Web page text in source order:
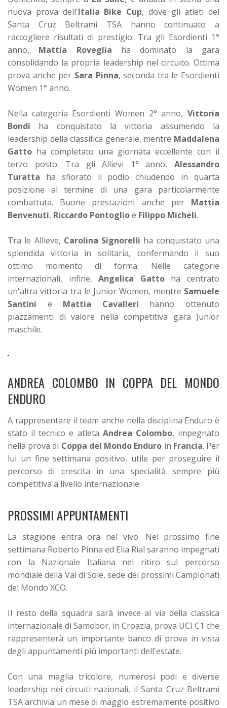
nuova prova dell'Italia Bike Cup, dove gli atleti del
Santa Cruz Beltrami TSA hanno continuato a
raccogliere risultati di prestigio. Tra gli Esordienti 1°
anno, Mattia Roveglia ha dominato la gara
consolidando la propria leadership nel circuito. Ottima
prova anche per Sara Pinna, seconda tra le Esordienti
Women 1° anno.
Nella categoria Esordienti Women 2° anno, Vittoria
Bondi ha conquistato la vittoria assumendo la
leadership della classifica generale, mentre Maddalena
Gatto ha completato una giornata eccellente con il
terzo posto. Tra gli Allievi 1° anno, Alessandro
Turatta ha sfiorato il podio chiudendo in quarta
posizione al termine di una gara particolarmente
combattuta. Buone prestazioni anche per Mattia
Benvenuti, Riccardo Pontoglioe Filippo Micheli.
Tra le Allieve, Carolina Signorelli ha conquistato una
splendida vittoria in solitaria, confermando il suo
ottimo momento di forma. Nelle categorie
internazionali, infine,Angelica Gattoha centrato
un'altra vittoria tra le Junior Women, mentre Samuele
Santini e Mattia Cavalleri hanno ottenuto
piazzamenti di valore nella competitiva gara Junior
maschile.
ANDREA COLOMBO IN COPPA DEL MONDO
ENDURO
A rappresentare il team anche nella disciplina Enduro è
stato il tecnico e atleta Andrea Colombo, impegnato
nella prova di Coppa del Mondo Enduro in Francia. Per
lui un fine settimana positivo, utile per proseguire il
percorso di crescita in una specialità sempre più
competitiva a livello internazionale.
PROSSIMI APPUNTAMENTI
La stagione entra ora nel vivo. Nel prossimo fine
settimana Roberto Pinna ed Elia Rial saranno impegnati
con la Nazionale Italiana nel ritiro sul percorso
mondiale della Val di Sole, sede dei prossimi Campionati
del Mondo XCO.
Il resto della squadra sarà invece al via della classica
internazionale di Samobor, in Croazia, prova UCI C1 che
rappresenterà un importante banco di prova in vista
degli appuntamenti più importanti dell'estate.
Con una maglia tricolore, numerosi podi e diverse
leadership nei circuiti nazionali, il Santa Cruz Beltrami
TSA archivia un mese di maggio estremamente positivo